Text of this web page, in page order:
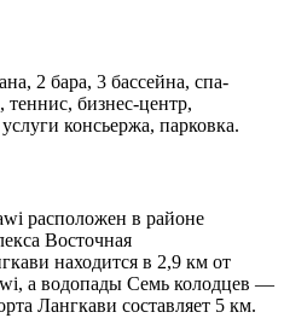
2 бара, 3 бассейна, спа-
бизнес-центр,
консьержа, парковка.
расположен в районе
Восточная
находится в 2,9 км от
а водопады Семь колодцев —
Лангкави составляет 5 км.